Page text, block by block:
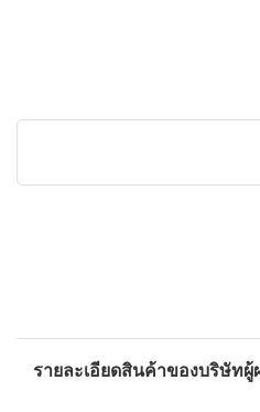
รายละเอียดสินค้าของบริษัท